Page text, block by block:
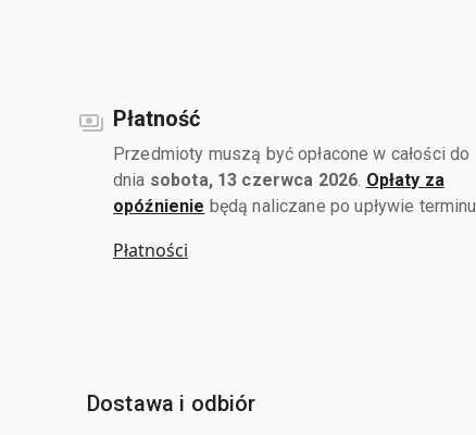
Płatność
Przedmioty muszą być opłacone w całości do
dnia sobota, 13 czerwca 2026 Opłaty za
opóźnienie będą naliczane po upływie terminu.
Płatności
Dostawa i odbiór